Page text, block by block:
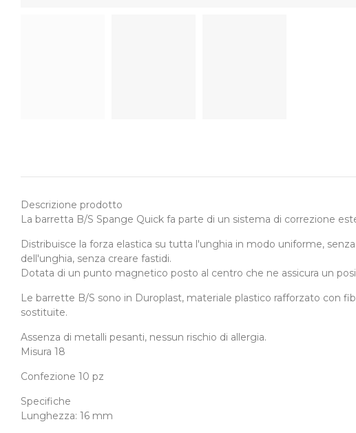
Descrizione prodotto
La barretta B/S Spange Quick fa parte di un sistema di correzione
Distribuisce la forza elastica su tutta l'unghia in modo uniforme,
dell'unghia, senza creare fastidi.
Dotata di un punto magnetico posto al centro che ne assicura un
Le barrette B/S sono in Duroplast, materiale plastico rafforzato con
sostituite.
Assenza di metalli pesanti, nessun rischio di allergia.
Misura 18
Confezione 10 pz
Specifiche
Lunghezza: 16 mm